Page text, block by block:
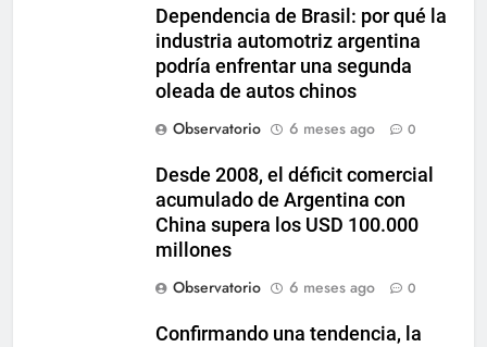
Dependencia de Brasil: por qué la
industria automotriz argentina
podría enfrentar una segunda
oleada de autos chinos
Observatorio
6 meses ago 0
Desde 2008, el déficit comercial
acumulado de Argentina con
China supera los USD 100.000
millones
Observatorio
6 meses ago 0
Confirmando una tendencia, la